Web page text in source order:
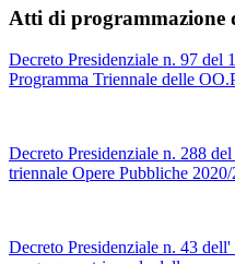
Atti di programmazione
Decreto Presidenziale n. 97 del
Programma Triennale delle
Decreto Presidenziale n. 288
triennale Opere Pubbliche
Decreto Presidenziale n. 43